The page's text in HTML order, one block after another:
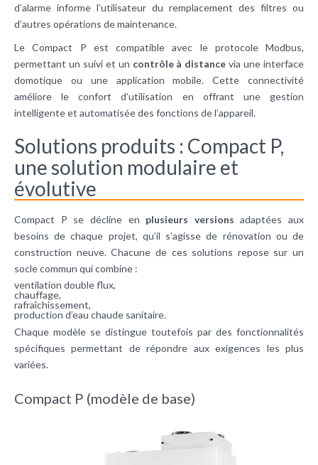
d’alarme informe l’utilisateur du remplacement des filtres ou
d’autres opérations de maintenance.
Le Compact P est compatible avec le protocole Modbus,
permettant un suivi et un contrôle à distancevia une interface
domotique ou une application mobile. Cette connectivité
améliore le confort d’utilisation en offrant une gestion
intelligente et automatisée des fonctions de l’appareil.
Solutions produits : Compact P,
une solution modulaire et
évolutive
Compact P se décline en plusieurs versions adaptées aux
besoins de chaque projet, qu’il s’agisse de rénovation ou de
construction neuve. Chacune de ces solutions repose sur un
socle commun qui combine :
ventilation double flux,
chauffage,
rafraîchissement,
production d’eau chaude sanitaire.
Chaque modèle se distingue toutefois par des fonctionnalités
spécifiques permettant de répondre aux exigences les plus
variées.
Compact P (modèle de base)